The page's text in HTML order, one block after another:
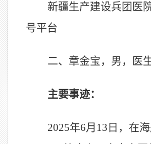
新疆生产建设兵团医
号平台
二、章金宝，男，医
主要事迹：
2025年6月13日，在